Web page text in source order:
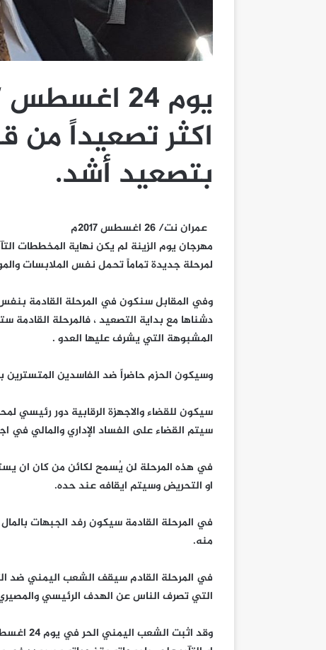
يوم 24
اكثر تصعيداً من
بتصعيد أشد.
عمران نت/ 26 اغسطس 2017م
مهرجان يوم الزينة لم يكن نهاية المخططات
لمرحلة جديدة تماماً تحمل نفس الملابسات
وفي المقابل سنكون في المرحلة القادمة
دشناها مع بداية التصعيد ، فالمرحلة
المشبوهة التي يشرف عليها العدو .
وسيكون الحزم حاضراً ضد الفاسدين المتسترين
سيكون للقضاء والاجهزة الرقابية دور رئيسي
سيتم القضاء على الفساد الإداري والمالي في
في هذه المرحلة لن يُسمح لكائن من كان ان
او التحريض وسيتم ايقافه عند حده.
في المرحلة القادمة سيكون رفد الجبهات
منه.
في المرحلة القادم سيقف الشعب اليمني ضد
التي تصرف الناس عن الهدف الرئيسي
وقد